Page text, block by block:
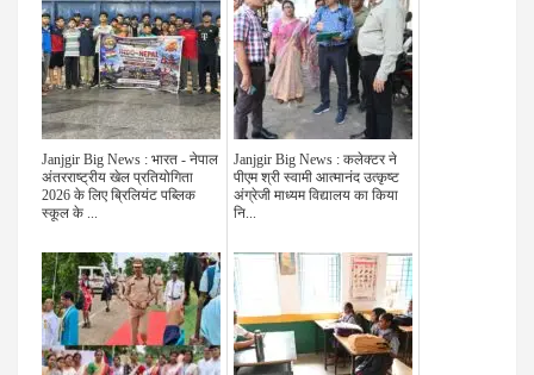
Janjgir Big News : भारत - नेपाल
अंतरराष्ट्रीय खेल प्रतियोगिता
2026 के लिए ब्रिलियंट पब्लिक
स्कूल के ...
Janjgir Big News : कलेक्टर ने
पीएम श्री स्वामी आत्मानंद उत्कृष्ट
अंग्रेजी माध्यम विद्यालय का किया
नि...